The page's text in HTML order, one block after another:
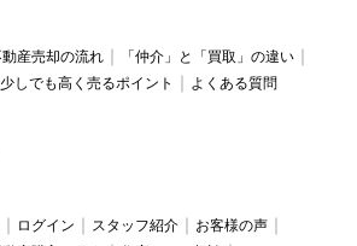
産売却の流れ
「仲介」と「買取」の違い
少しでも高く売るポイント よくある質問
ログイン スタッフ紹介
お客様の声